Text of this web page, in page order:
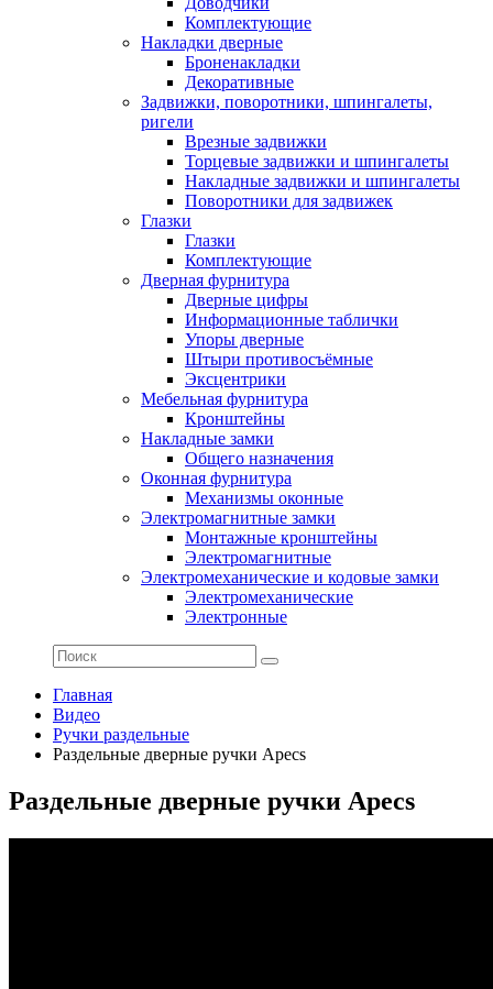
Комплектующие
Накладки дверные
Броненакладки
Декоративные
Задвижки, поворотники, шпингалеты,
ригели
Врезные задвижки
Торцевые задвижки и шпингалеты
Накладные задвижки и шпингалеты
Поворотники для задвижек
Глазки
Глазки
Комплектующие
Дверная фурнитура
Дверные цифры
Информационные таблички
Упоры дверные
Штыри противосъёмные
Эксцентрики
Мебельная фурнитура
Кронштейны
Накладные замки
Общего назначения
Оконная фурнитура
Механизмы оконные
Электромагнитные замки
Монтажные кронштейны
Электромагнитные
Электромеханические и кодовые замки
Электромеханические
Электронные
Главная
Видео
Ручки раздельные
Раздельные дверные ручки Apecs
Раздельные дверные ручки Apecs